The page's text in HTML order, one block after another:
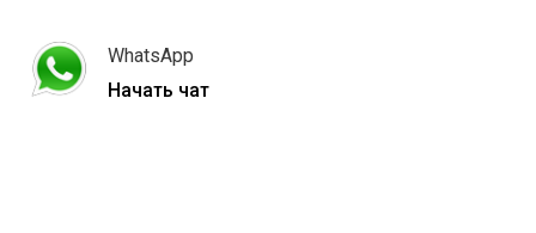
WhatsApp
Начать чат